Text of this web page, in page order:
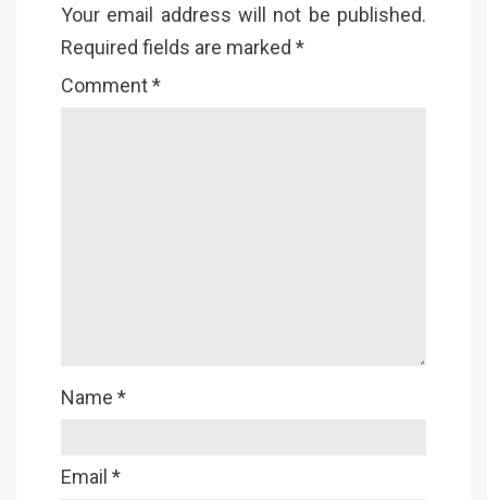
Your email address will not be published.
Required fields are marked *
Comment*
Name *
Email *